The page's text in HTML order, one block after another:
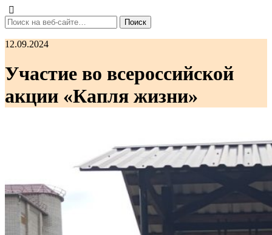
12.09.2024
Участие во всероссийской
акции «Капля жизни»